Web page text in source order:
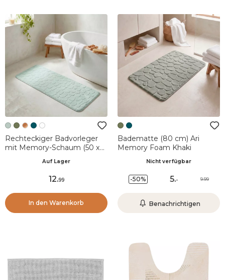
Rechteckiger Badvorleger
mit Memory-Schaum (50 x
Eukalyptusgrün
Auf Lager
12.99
In den Warenkorb
Badematte (80 cm) Ari
Memory Foam Khaki
Nicht verfügbar
-50% 5.- 9.99
Benachrichtigen